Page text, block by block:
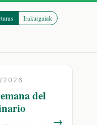
Irakurgaiak
→
2026
del